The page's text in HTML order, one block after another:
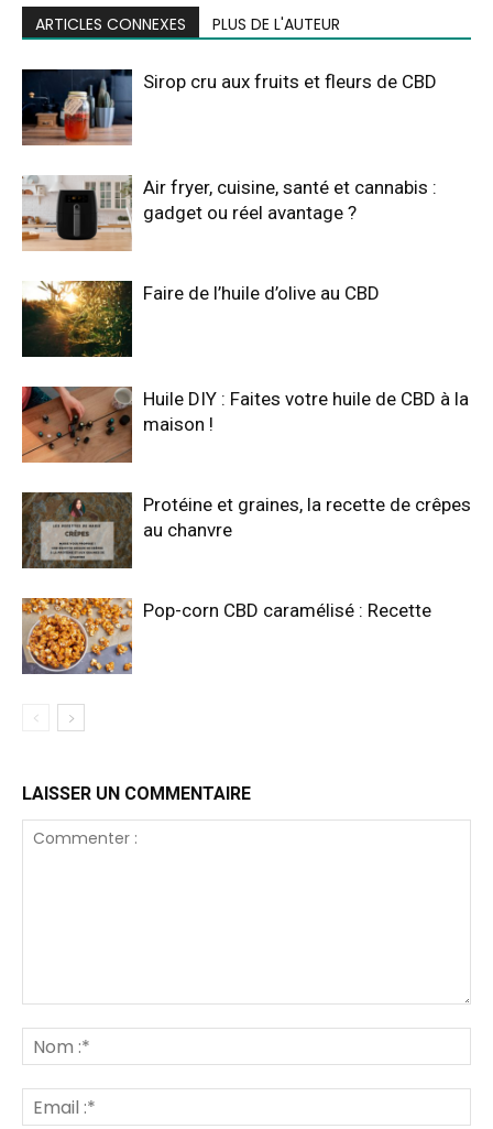
ARTICLES CONNEXES PLUS DE L'AUTEUR
Sirop cru aux fruits et fleurs de CBD
Air fryer, cuisine, santé et cannabis :
gadget ou réel avantage ?
Faire de l’huile d’olive au CBD
Huile DIY : Faites votre huile de CBD à la
maison !
Protéine et graines, la recette de crêpes
au chanvre
Pop-corn CBD caramélisé : Recette
LAISSER UN COMMENTAIRE